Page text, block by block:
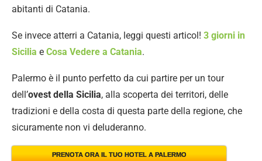
abitanti di Catania.
Se invece atterri a Catania, leggi questi articol! 3 giorni in
Sicilia e Cosa Vedere a Catania.
Palermo è il punto perfetto da cui partire per un tour
dell’ovest della Sicilia, alla scoperta dei territori, delle
tradizioni e della costa di questa parte della regione, che
sicuramente non vi deluderanno.
PRENOTA ORA IL TUO HOTEL A PALERMO